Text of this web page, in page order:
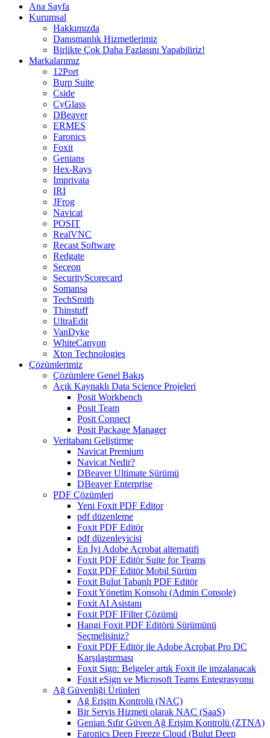
Ana Sayfa
Kurumsal
Hakkımızda
Danışmanlık Hizmetlerimiz
Birlikte Çok Daha Fazlasını Yapabiliriz!
Markalarımız
12Port
Burp Suite
Cside
CyGlass
DBeaver
ERMES
Faronics
Foxit
Genians
Hex-Rays
Imprivata
IRI
JFrog
Navicat
POSIT
RealVNC
Recast Software
Redgate
Seceon
SecurityScorecard
Somansa
TechSmith
Thinstuff
UltraEdit
VanDyke
WhiteCanyon
Xton Technologies
Çözümlerimiz
Çözümlere Genel Bakış
Açık Kaynaklı Data Science Projeleri
Posit Workbench
Posit Team
Posit Connect
Posit Package Manager
Veritabanı Geliştirme
Navicat Premium
Navicat Nedir?
DBeaver Ultimate Sürümü
DBeaver Enterprise
PDF Çözümleri
Yeni Foxit PDF Editor
pdf düzenleme
Foxit PDF Editör
pdf düzenleyicisi
En İyi Adobe Acrobat alternatifi
Foxit PDF Editör Suite for Teams
Foxit PDF Editör Mobil Sürüm
Foxit Bulut Tabanlı PDF Editör
Foxit Yönetim Konsolu (Admin Console)
Foxit AI Asistanı
Foxit PDF IFilter Çözümü
Hangi Foxit PDF Editörü Sürümünü
Seçmelisiniz?
Foxit PDF Editör ile Adobe Acrobat Pro DC
Karşılaştırması
Foxit Sign: Belgeler artık Foxit ile imzalanacak
Foxit eSign ve Microsoft Teams Entegrasyonu
Ağ Güvenliği Ürünleri
Ağ Erişim Kontrolü (NAC)
Bir Servis Hizmeti olarak NAC (SaaS)
Genian Sıfır Güven Ağ Erişim Kontrolü (ZTNA)
Faronics Deep Freeze Cloud (Bulut Deep